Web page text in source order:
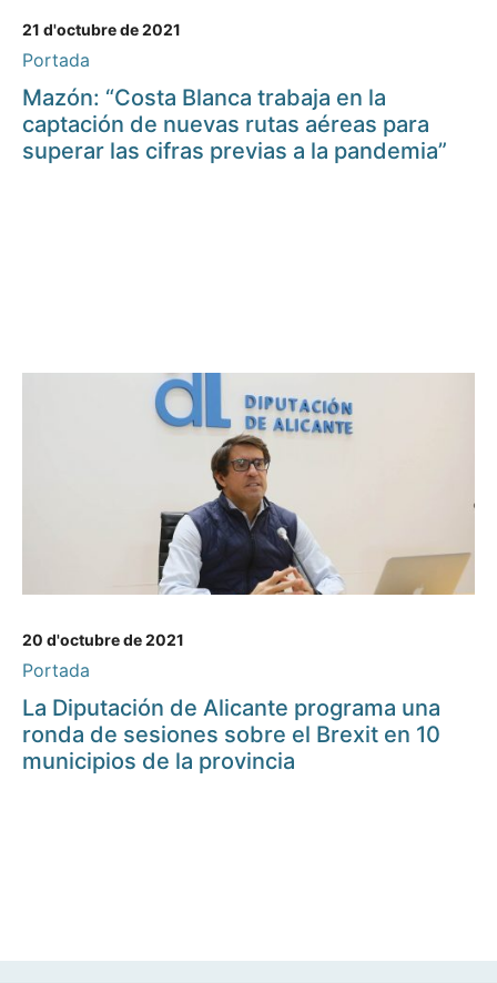
21 d'octubre de 2021
Portada
Mazón: “Costa Blanca trabaja en la
captación de nuevas rutas aéreas para
superar las cifras previas a la pandemia”
20 d'octubre de 2021
Portada
La Diputación de Alicante programa una
ronda de sesiones sobre el Brexit en 10
municipios de la provincia